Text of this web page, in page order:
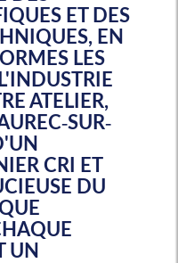
ET DES
EN
LES
ATELIER,
SUR-
CRI ET
DU
UN